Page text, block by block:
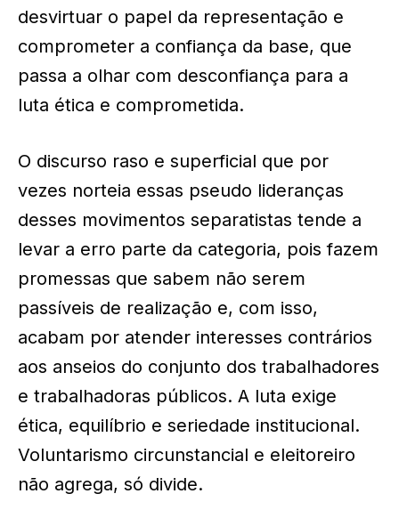
desvirtuar o papel da representação e
comprometer a confiança da base, que
passa a olhar com desconfiança para a
luta ética e comprometida.
O discurso raso e superficial que por
vezes norteia essas pseudo lideranças
desses movimentos separatistas tende a
levar a erro parte da categoria, pois fazem
promessas que sabem não serem
passíveis de realização e, com isso,
acabam por atender interesses contrários
aos anseios do conjunto dos trabalhadores
e trabalhadoras públicos. A luta exige
ética, equilíbrio e seriedade institucional.
Voluntarismo circunstancial e eleitoreiro
não agrega, só divide.